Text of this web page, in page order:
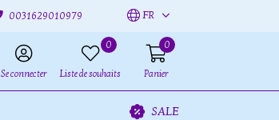
0031629010979 FR
Se connecter
0
Liste de souhaits
0
Panier
SALE